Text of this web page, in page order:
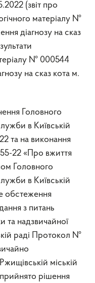
(звіт про
матеріалу №
діагнозу на сказ
№ 000544
на сказ кота м.
Головного
в Київській
та на виконання
22 «Про вжиття
Головного
в Київській
обстеження
з питань
та надзвичайної
раді Протокол №
міській
рішення